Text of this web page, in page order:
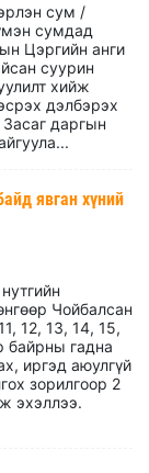
сум /
сумдад
Цэргийн анги
суурин
хийж
дэлбэрэх
даргын
явган хүний
Чойбалсан
12, 13, 14, 15,
байрны гадна
иргэд аюулгүй
зорилгоор 2
эхэллээ.